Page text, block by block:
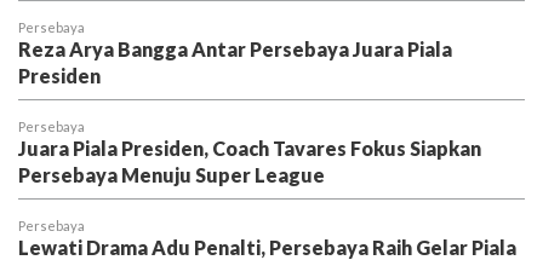
Persebaya
Reza Arya Bangga Antar Persebaya Juara Piala
Presiden
Persebaya
Juara Piala Presiden, Coach Tavares Fokus Siapkan
Persebaya Menuju Super League
Persebaya
Lewati Drama Adu Penalti, Persebaya Raih Gelar Piala